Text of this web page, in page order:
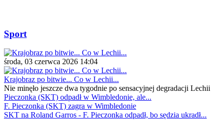
Sport
środa, 03 czerwca 2026 14:04
Krajobraz po bitwie... Co w Lechii...
Nie minęło jeszcze dwa tygodnie po sensacyjnej degradacji Lechii
Pieczonka (SKT) odpadł w Wimbledonie, ale...
F. Pieczonka (SKT) zagra w Wimbledonie
SKT na Roland Garros - F. Pieczonka odpadł, bo sędzia ukradł...